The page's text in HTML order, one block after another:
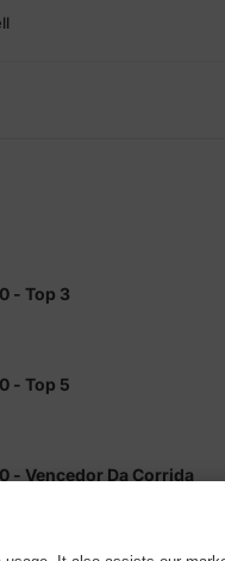
- Top 3
- Top 5
- Vencedor Da Corrida